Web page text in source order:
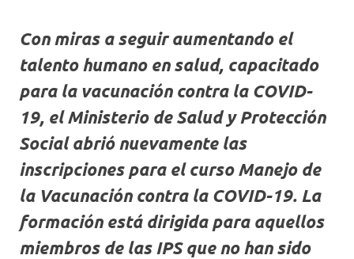
Con miras a seguir aumentando el
talento humano en salud, capacitado
para la vacunación contra la COVID-
19, el Ministerio de Salud y Protección
Social abrió nuevamente las
inscripciones para el curso Manejo de
la Vacunación contra la COVID-19. La
formación está dirigida para aquellos
miembros de las IPS que no han sido